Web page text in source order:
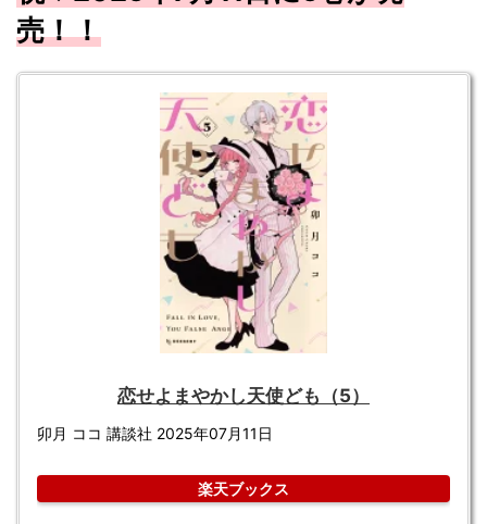
売！！
恋せよまやかし天使ども（5）
卯月 ココ 講談社 2025年07月11日
楽天ブックス